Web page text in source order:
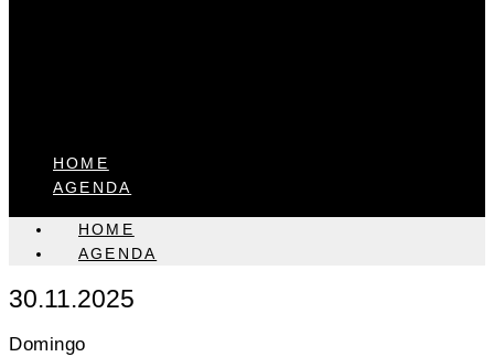
HOME
AGENDA
HOME
AGENDA
30.11.2025
Domingo